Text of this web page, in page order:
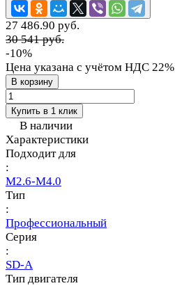
27 486.90 руб.
30 541 руб.
-10%
Цена указана с учётом НДС 22%
В корзину
Купить в 1 клик
В наличии
Характеристики
Подходит для
:
M2.6-M4.0
Тип
:
Профессиональный
Серия
:
SD-A
Тип двигателя